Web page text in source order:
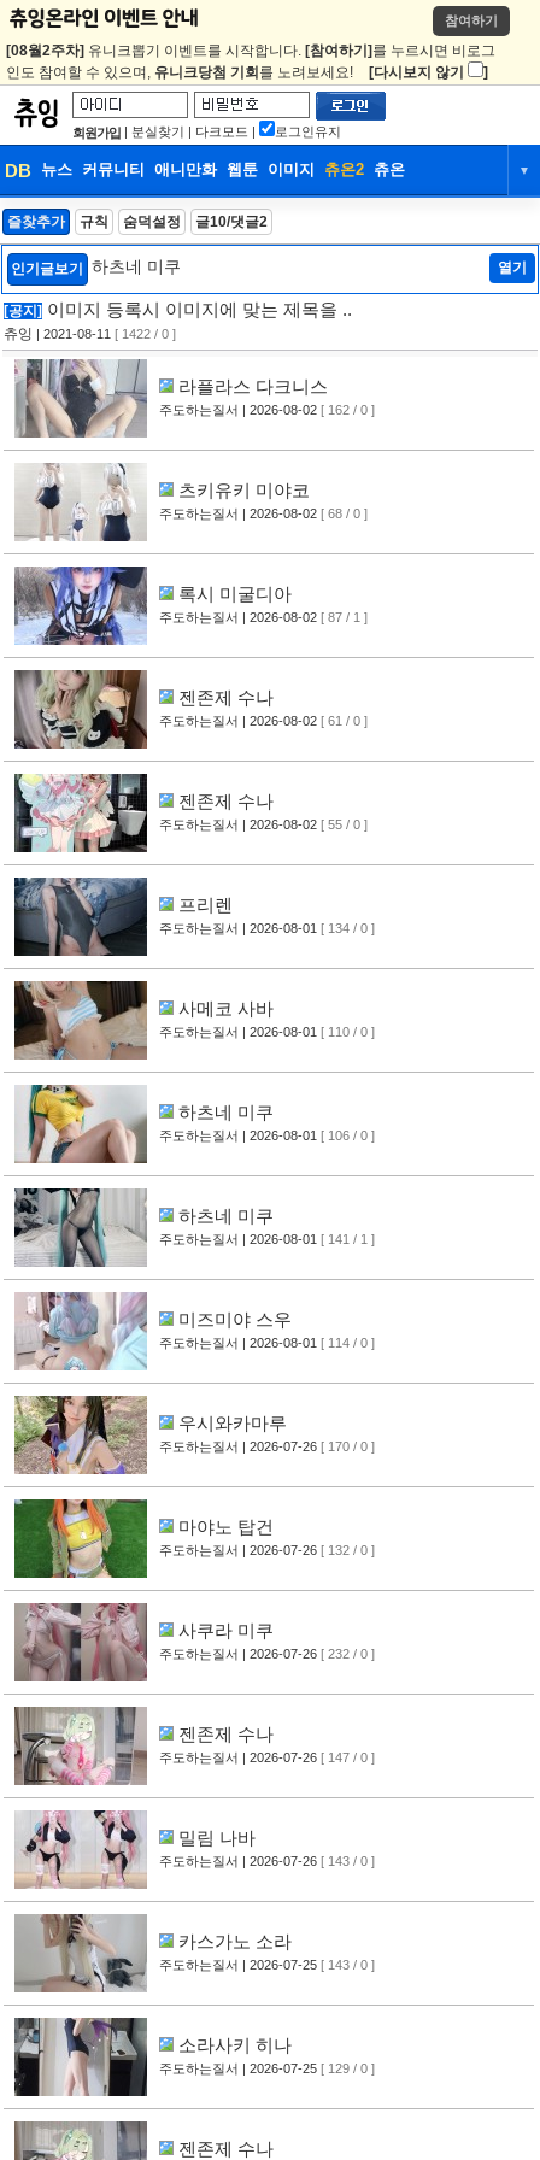
참여하기
[08월2주차] 유니크뽑기 이벤트를 시작합니다. [참여하기] 를 누르시면 비로그
인도 참여할 수 있으며, 유니크당첨 기회 를 노려보세요! [다시보지 않기 ]
회원가입 | 분실찾기 | 다크모드 | 로그인유지
DB 뉴스 커뮤니티 애니만화 웹툰 이미지 츄온2 츄온 ▼
DB 뉴스
웹툰
즐찾추가 규칙 숨덕설정 글10/댓글2
인기글보기 하츠네 미쿠 열기
[공지] 이미지 등록시 이미지에 맞는 제목을 ..
츄잉 | 2021-08-11 [ 1422 / 0 ]
라플라스 다크니스
주도하는질서 | 2026-08-02 [ 162 / 0 ]
츠키유키 미야코
주도하는질서 | 2026-08-02 [ 68 / 0 ]
록시 미굴디아
주도하는질서 | 2026-08-02 [ 87 / 1 ]
젠존제 수나
주도하는질서 | 2026-08-02 [ 61 / 0 ]
젠존제 수나
주도하는질서 | 2026-08-02 [ 55 / 0 ]
프리렌
주도하는질서 | 2026-08-01 [ 134 / 0 ]
사메코 사바
주도하는질서 | 2026-08-01 [ 110 / 0 ]
하츠네 미쿠
주도하는질서 | 2026-08-01 [ 106 / 0 ]
하츠네 미쿠
주도하는질서 | 2026-08-01 [ 141 / 1 ]
미즈미야 스우
주도하는질서 | 2026-08-01 [ 114 / 0 ]
우시와카마루
주도하는질서 | 2026-07-26 [ 170 / 0 ]
마야노 탑건
주도하는질서 | 2026-07-26 [ 132 / 0 ]
사쿠라 미쿠
주도하는질서 | 2026-07-26 [ 232 / 0 ]
젠존제 수나
주도하는질서 | 2026-07-26 [ 147 / 0 ]
밀림 나바
주도하는질서 | 2026-07-26 [ 143 / 0 ]
카스가노 소라
주도하는질서 | 2026-07-25 [ 143 / 0 ]
소라사키 히나
주도하는질서 | 2026-07-25 [ 129 / 0 ]
젠존제 수나